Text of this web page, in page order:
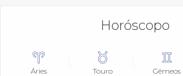
Horóscopo
Áries Touro Gêmeos